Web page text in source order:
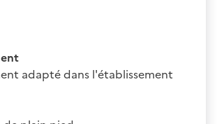
adapté dans l'établissement